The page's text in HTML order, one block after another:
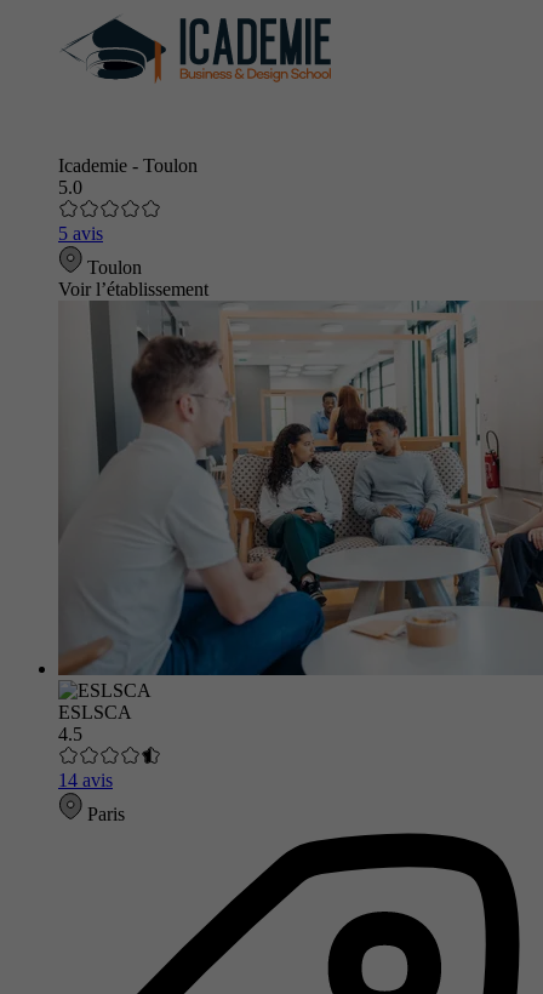
Icademie - Toulon
5.0
5 avis
Toulon
Voir l’établissement
ESLSCA
4.5
14 avis
Paris